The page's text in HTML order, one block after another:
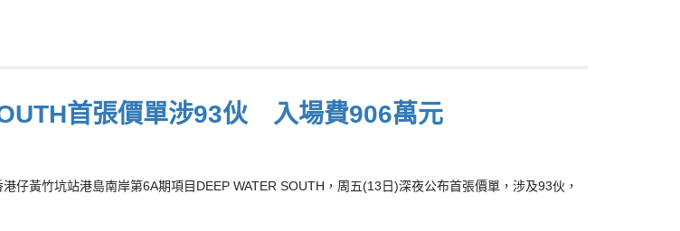
首張價單涉93伙 入場費906萬元
仔黃竹坑站港島南岸第6A期項目DEEP WATER SOUTH，周五(13日)深夜公布首張價單，涉及93伙，